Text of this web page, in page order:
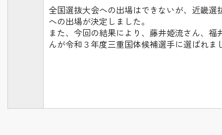
全国選抜大会への出場はできないが、近畿選
への出場が決定しました。
また、今回の結果により、藤井姫流さん、福
んが令和３年度三重国体候補選手に選ばれま